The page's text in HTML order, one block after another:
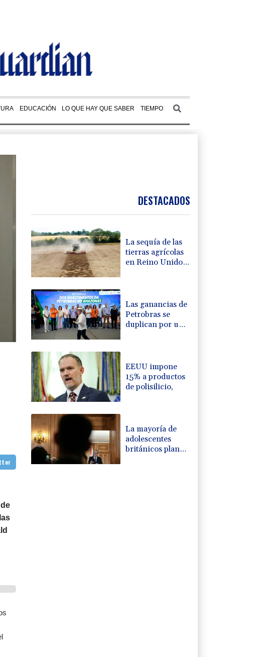
EDUCACIÓN LO QUE HAY QUE SABER TIEMPO
DESTACADOS
La sequía de las
tierras agrícolas
en Reino Unido
Las ganancias de
Petrobras se
duplican por una
petróleo
EEUU impone
15% a productos
de polisilicio,
La mayoría de
adolescentes
británicos planea